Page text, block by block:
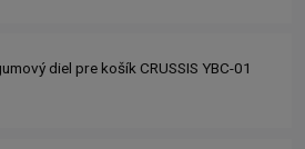
diel pre košík CRUSSIS YBC-01